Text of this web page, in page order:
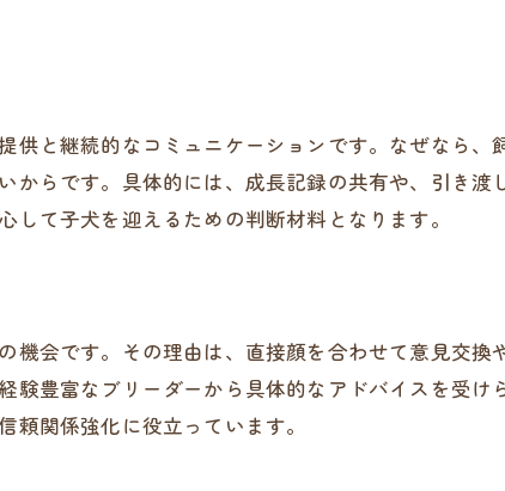
との交流がもたらす安心感
生み出すブリーダーとの信頼関係
流することで得られる子犬の安心
通じて伝わるブリーダーの姿勢
ダーとの継続交流が育む安心環境
流イベントで得るペット情報
と継続的なコミュニケーションです。なぜなら、
らです。具体的には、成長記録の共有や、引き渡
て子犬を迎えるための判断材料となります。
会です。その理由は、直接顔を合わせて意見交換
験豊富なブリーダーから具体的なアドバイスを受
関係強化に役立っています。